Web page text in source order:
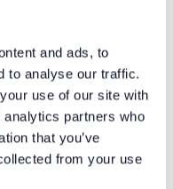
and ads, to
to analyse our traffic.
use of our site with
partners who
that you’ve
from your use
kondensierend)
mm x 44 mm
ist nicht mehr lieferbar, für